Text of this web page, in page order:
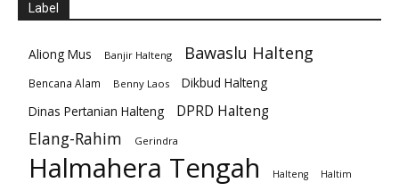
Label
Aliong Mus Banjir Halteng Bawaslu Halteng
Bencana Alam Benny Laos
Dikbud Halteng
Dinas Pertanian Halteng
DPRD Halteng
Elang-Rahim Gerindra
Halmahera Tengah Halteng Haltim